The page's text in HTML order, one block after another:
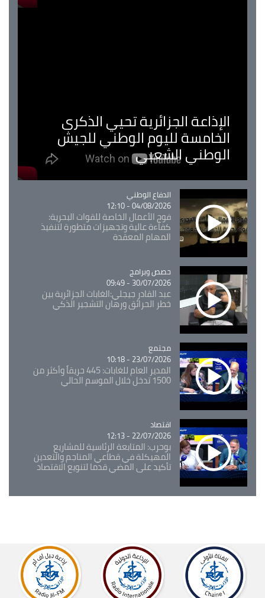
الإذاعة الجزائرية تحيي الذكرى
الخامسة لليوم الوطني للجيش
الوطني الشعبي
Catégorie
الدفاع الوطني
04/08/2026 - 12:10
فوج الأعمال الخاصة للقوات البحرية:
كفاءة عالية وتجهيزات متطورة لتنفيذ
المهام المعقدة
Catégorie
حصص وبرامج
30/07/2026 - 09:49
عبد القادر جيجلي:الغابات الجزائرية بين
خطر الحرائق ورهان التشجير الذكي
Catégorie
مجتمع
23/07/2026 - 10:18
المدير العام للغابات: 445 حريقاً وأكثر من
1500 تدخل خلال الموسم الحالي
Catégorie
اقتصاد
22/07/2026 - 12:13
بوحرب: المتابعة الرئاسية للمشاريع
المهيكلة في قطاعي المناجم والتعدين
تأكيد على المضي قدما لتنويع الاقتصاد